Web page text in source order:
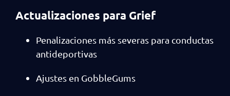
Actualizaciones para Grief
Penalizaciones más severas para conductas
antideportivas
Ajustes en GobbleGums